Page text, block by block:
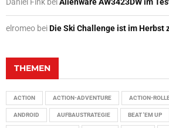
Daniel Fink beiAlienware AW3423DW im
elromeo beiDie Ski Challenge ist im Herbst
THEMEN
ACTION ACTION-ADVENTURE ACTION-
ANDROID AUFBAUSTRATEGIE BEAT 'EM UP